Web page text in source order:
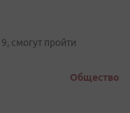
смогут пройти
Общество